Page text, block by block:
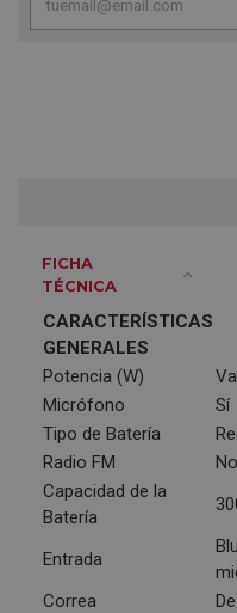
FICHA
TÉCNICA
CARACTERÍSTICAS
GENERALES
Potencia (W)
Micrófono
Sí
Tipo de Batería
Radio FM
No
Capacidad de la
Batería
Entrada
Correa